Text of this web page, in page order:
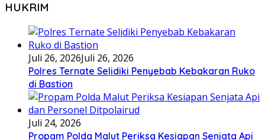
HUKRIM
Juli 26, 2026Juli 26, 2026
Polres Ternate Selidiki Penyebab Kebakaran Ruko
di Bastion
Juli 24, 2026
Propam Polda Malut Periksa Kesiapan Senjata Api